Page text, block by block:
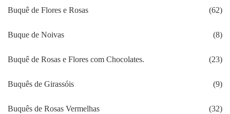
Buquê de Flores e Rosas (62)
Buque de Noivas (8)
Buquê de Rosas e Flores com Chocolates. (23)
Buquês de Girassóis (9)
Buquês de Rosas Vermelhas (32)